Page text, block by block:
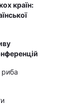
країн: